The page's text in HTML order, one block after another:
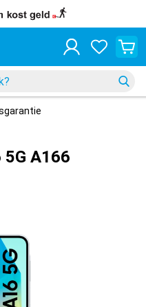
5G A166